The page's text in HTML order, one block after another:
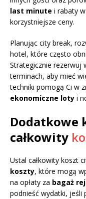
last minute i rabaty
korzystniejsze ceny.
Planując city break,
hotel, które często
Strategicznie rezerwuj
terminach, aby mieć
techniki pomogą Ci w
ekonomiczne loty i
Dodatkowe
całkowity
Ustal całkowity koszt
koszty, które mogą
na opłaty za bagaż
podnieść wydatki, jeśli